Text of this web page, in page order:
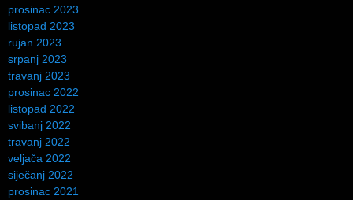
prosinac 2023
listopad 2023
rujan 2023
srpanj 2023
travanj 2023
prosinac 2022
listopad 2022
svibanj 2022
travanj 2022
veljača 2022
siječanj 2022
prosinac 2021